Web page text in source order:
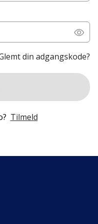
din adgangskode?
Tilmeld